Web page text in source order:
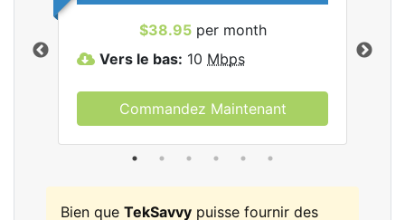
$38.95per month
Vers le bas: 10 Mbps
Commandez Maintenant
Bien que TekSavvy puisse fournir des